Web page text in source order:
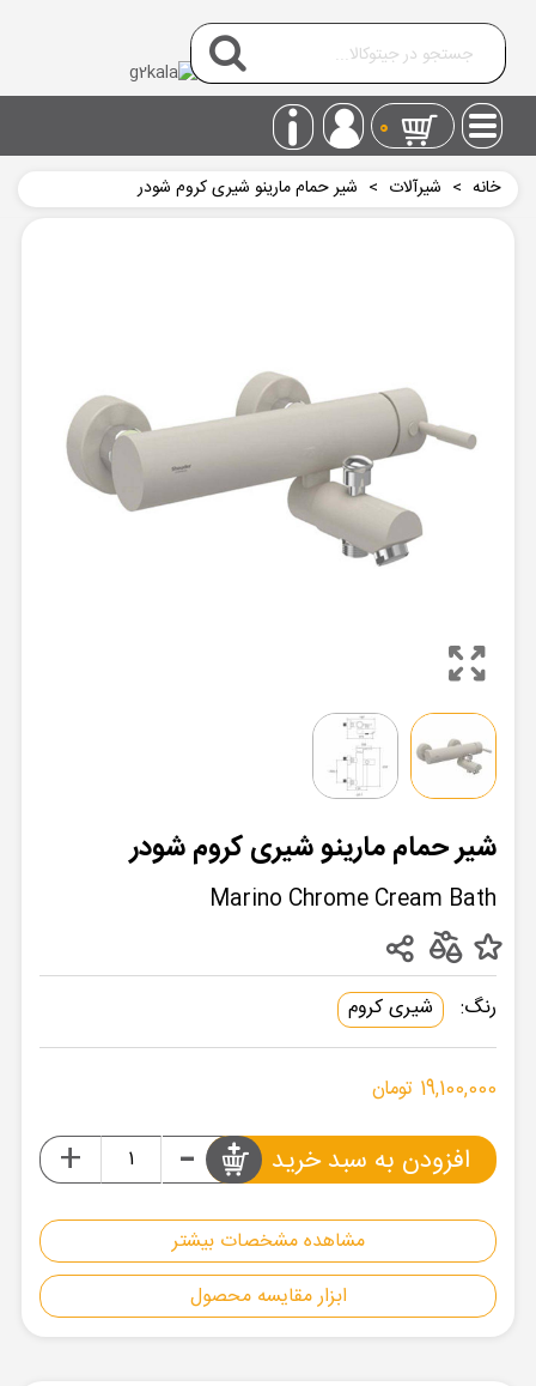
0
خانه > شیرآلات > شیر حمام مارینو شیری کروم شودر
شیر حمام مارینو شیری کروم شودر
Marino Chrome Cream Bath
مشاهده مشخصات بیشتر
ابزار مقایسه محصول
رنگ: شیری کروم
19,100,000 تومان
-
+ افزودن به سبد خرید